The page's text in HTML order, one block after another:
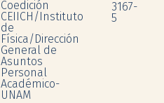
Coedición
CEIICH/Instituto
de
Física/Dirección
General de
Asuntos
Personal
Académico-
UNAM
3167-
5